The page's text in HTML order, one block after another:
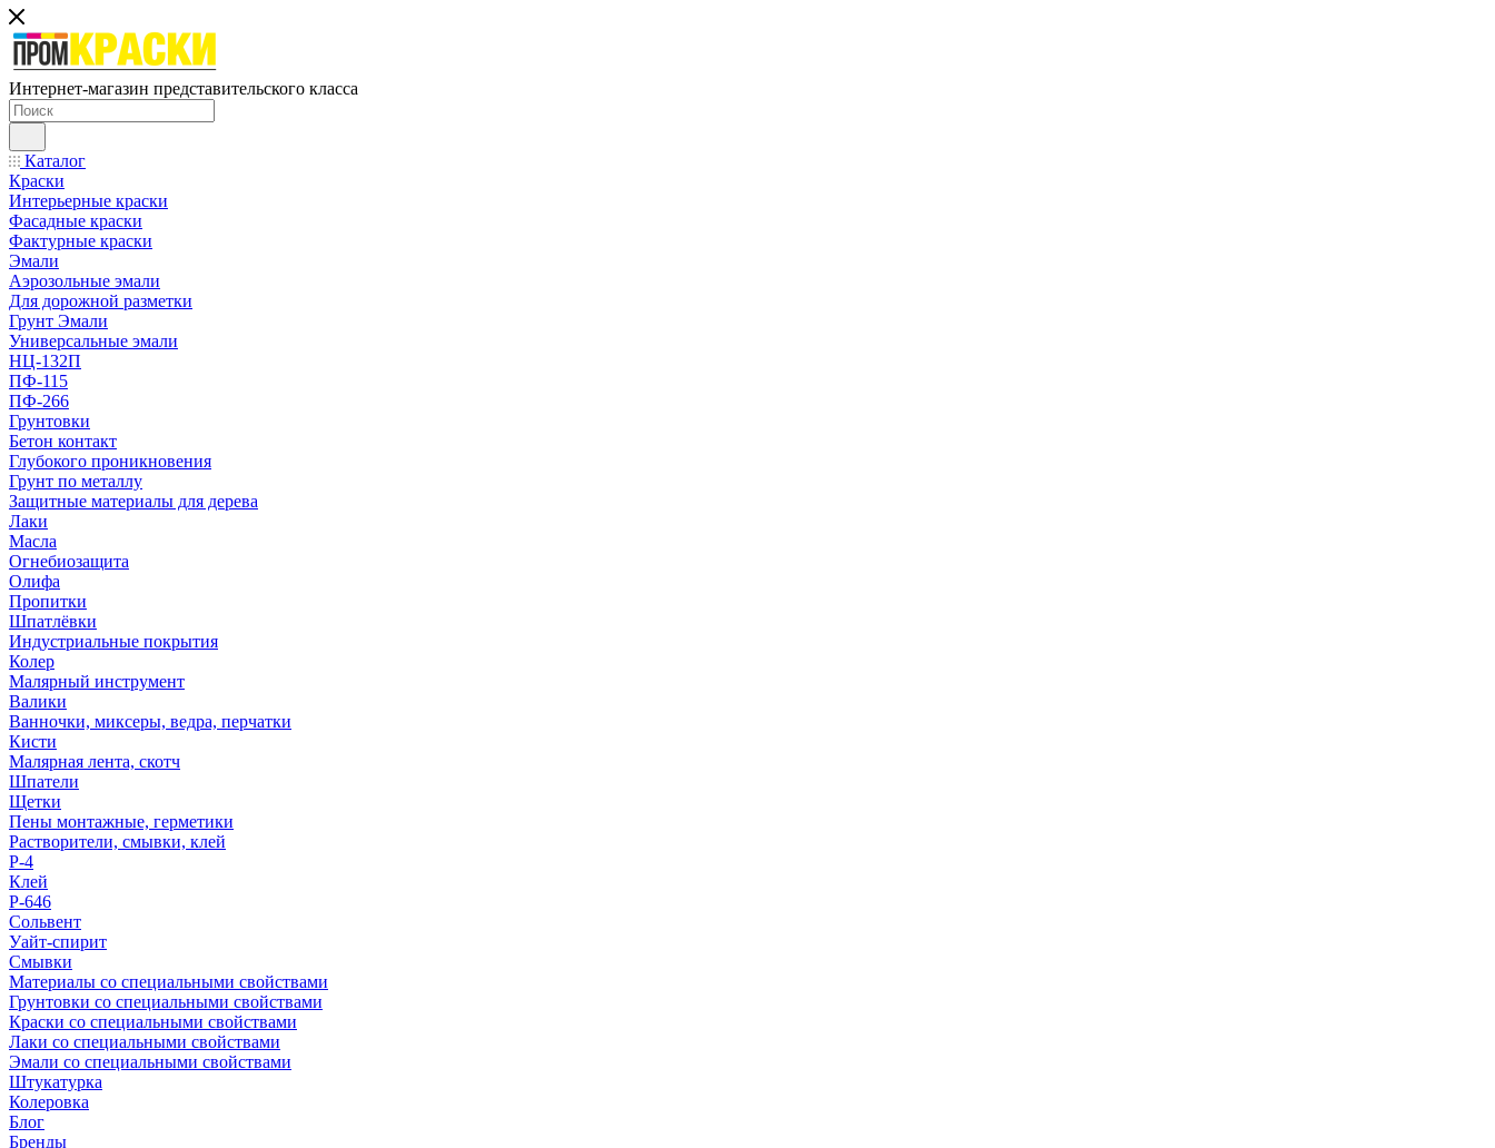
Интернет-магазин представительского класса
Каталог
Краски
Интерьерные краски
Фасадные краски
Фактурные краски
Эмали
Аэрозольные эмали
Для дорожной разметки
Грунт Эмали
Универсальные эмали
НЦ-132П
ПФ-115
ПФ-266
Грунтовки
Бетон контакт
Глубокого проникновения
Грунт по металлу
Защитные материалы для дерева
Лаки
Масла
Огнебиозащита
Олифа
Пропитки
Шпатлёвки
Индустриальные покрытия
Колер
Малярный инструмент
Валики
Ванночки, миксеры, ведра, перчатки
Кисти
Малярная лента, скотч
Шпатели
Щетки
Пены монтажные, герметики
Растворители, смывки, клей
Р-4
Клей
Р-646
Сольвент
Уайт-спирит
Смывки
Материалы со специальными свойствами
Грунтовки со специальными свойствами
Краски со специальными свойствами
Лаки со специальными свойствами
Эмали со специальными свойствами
Штукатурка
Колеровка
Блог
Бренды